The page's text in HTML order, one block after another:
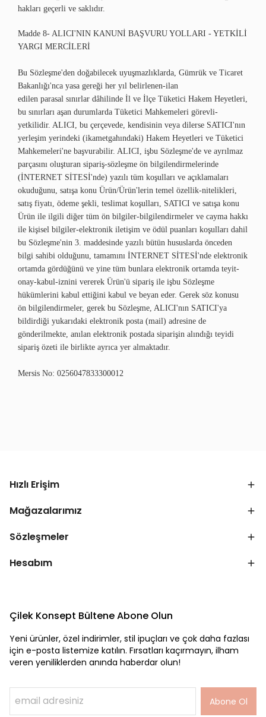
hakları geçerli ve saklıdır.
Madde 8- ALICI'NIN KANUNİ BAŞVURU YOLLARI - YETKİLİ
YARGI MERCİLERİ
Bu Sözleşme'den doğabilecek uyuşmazlıklarda, Gümrük ve Ticaret
Bakanlığı'nca yasa gereği her yıl belirlenen-ilan
edilen parasal sınırlar dâhilinde İl ve İlçe Tüketici Hakem Heyetleri,
bu sınırları aşan durumlarda Tüketici Mahkemeleri görevli-
yetkilidir. ALICI, bu çerçevede, kendisinin veya dilerse SATICI'nın
yerleşim yerindeki (ikametgahındaki) Hakem Heyetleri ve Tüketici
Mahkemeleri'ne başvurabilir. ALICI, işbu Sözleşme'de ve ayrılmaz
parçasını oluşturan sipariş-sözleşme ön bilgilendirmelerinde
(İNTERNET SİTESİ'nde) yazılı tüm koşulları ve açıklamaları
okuduğunu, satışa konu Ürün/Ürün'lerin temel özellik-nitelikleri,
satış fiyatı, ödeme şekli, teslimat koşulları, SATICI ve satışa konu
Ürün ile ilgili diğer tüm ön bilgiler-bilgilendirmeler ve cayma hakkı
ile kişisel bilgiler-elektronik iletişim ve ödül puanları koşulları dahil
bu Sözleşme'nin 3. maddesinde yazılı bütün hususlarda önceden
bilgi sahibi olduğunu, tamamını İNTERNET SİTESİ'nde elektronik
ortamda gördüğünü ve yine tüm bunlara elektronik ortamda teyit-
onay-kabul-iznini vererek Ürün'ü sipariş ile işbu Sözleşme
hükümlerini kabul ettiğini kabul ve beyan eder. Gerek söz konusu
ön bilgilendirmeler, gerek bu Sözleşme, ALICI'nın SATICI'ya
bildirdiği yukarıdaki elektronik posta (mail) adresine de
gönderilmekte, anılan elektronik postada siparişin alındığı teyidi
sipariş özeti ile birlikte ayrıca yer almaktadır.
Mersis No: 0256047833300012
Hızlı Erişim
Mağazalarımız
Sözleşmeler
Hesabım
Çilek Konsept Bültene Abone Olun
Yeni ürünler, özel indirimler, stil ipuçları ve çok daha fazlası
için e-posta listemize katılın. Fırsatları kaçırmayın, ilham
veren yeniliklerden anında haberdar olun!
Abone Ol